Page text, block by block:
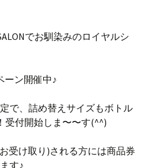
でお馴染みのロイヤルシ
ーン開催中♪
で、詰め替えサイズもボトル
受付開始しま〜〜す(^^)
受け取り)される方には商品券
す♪